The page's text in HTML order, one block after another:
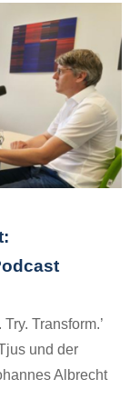
Transform.’
und der
Albrecht